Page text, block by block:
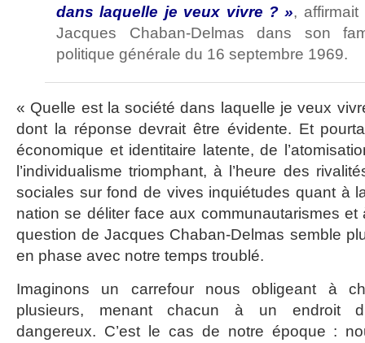
dans laquelle je veux vivre ? », affirmait
Jacques Chaban-Delmas dans son
politique générale du 16 septembre 1969.
« Quelle est la société dans laquelle je veux
dont la réponse devrait être évidente. Et
économique et identitaire latente, de
l’individualisme triomphant, à l’heure des
sociales sur fond de vives inquiétudes quant à
nation se déliter face aux communautarismes et
question de Jacques Chaban-Delmas semble
en phase avec notre temps troublé.
Imaginons un carrefour nous obligeant à
plusieurs, menant chacun à un endroit
dangereux. C’est le cas de notre époque :